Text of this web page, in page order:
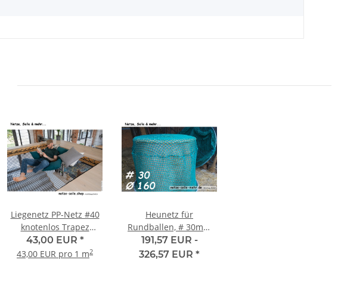
Liegenetz PP-Netz #40
knotenlos Trapez
(gleichschenklig)
43,00 EUR *
43,00 EUR pro 1 m2
Heunetz für
Rundballen, # 30mm
Maschenweite, 160cm
Durchmesser, Höhe
191,57 EUR -
326,57 EUR *